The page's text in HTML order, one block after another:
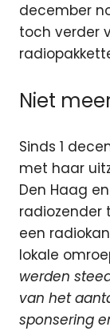
december
toch verder
Niet
Sinds 1
met haar
Den Haag
radiozender
een
lokale
werden
van het
sponsering